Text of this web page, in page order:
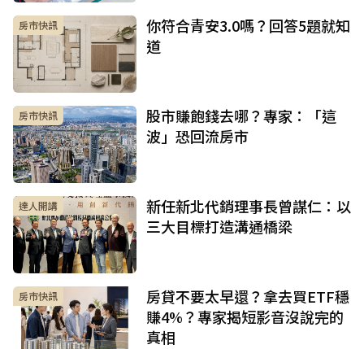
房市快訊
你符合青安3.0嗎？回答5題就知
道
房市快訊
股市賺飽錢去哪？專家：「這
波」恐回流房市
達人開講
新任新北代銷理事長曾謀仁：以
三大目標打造溝通橋梁
房市快訊
房貸不要太早還？拿去買ETF穩
賺4%？專家揭短影音沒說完的
真相